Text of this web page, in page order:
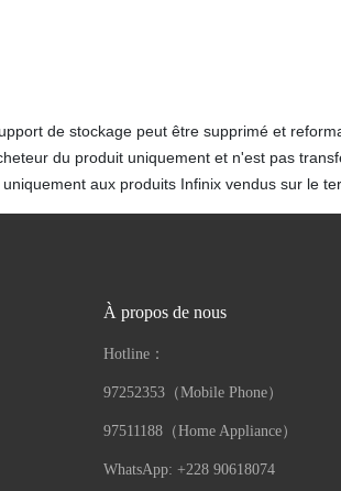
de stockage peut être supprimé et
du produit uniquement et n'est pas
aux produits Infinix vendus sur le
À propos de nous
Hotline：
97252353（Mobile Phone）
97511188（Home Appliance）
WhatsApp: +228 90618074